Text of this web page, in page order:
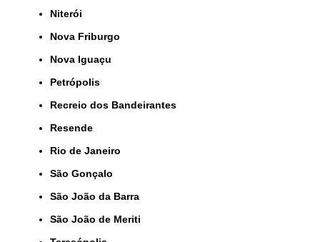
Niterói
Nova Friburgo
Nova Iguaçu
Petrópolis
Recreio dos Bandeirantes
Resende
Rio de Janeiro
São Gonçalo
São João da Barra
São João de Meriti